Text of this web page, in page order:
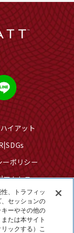
イアット
SDGs
ーポリシー
アクセス
マップ
ください
、トラフィッ
セッションの
ーやその他の
たは本サイト
ックする）こ